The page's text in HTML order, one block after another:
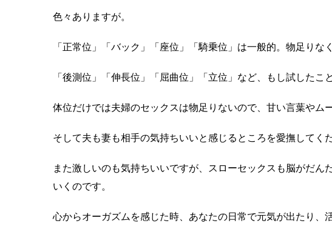
色々ありますが。
「正常位」「バック」「座位」「騎乗位」は一般的。物足りな
「後測位」「伸長位」「屈曲位」「立位」など、もし試したこ
体位だけでは夫婦のセックスは物足りないので、甘い言葉やム
そして夫も妻も相手の気持ちいいと感じるところを愛撫してくだ
また激しいのも気持ちいいですが、スローセックスも脳がだ
いくのです。
心からオーガズムを感じた時、あなたの日常で元気が出たり、